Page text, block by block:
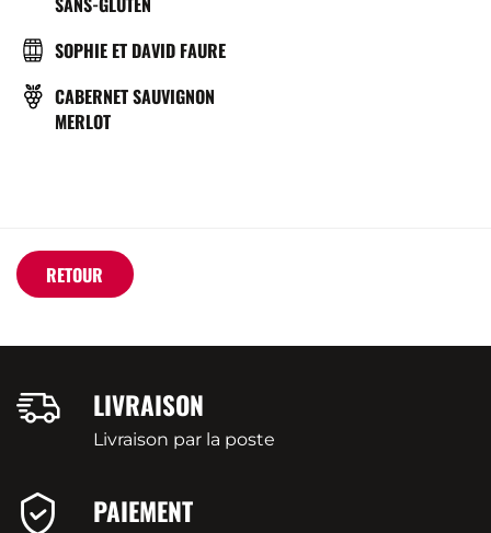
BRASSERIE
SOPHIE ET DAVID FAURE
CÉPAGE(S)
CABERNET SAUVIGNON
MERLOT
RETOUR
LIVRAISON
Livraison par la poste
PAIEMENT